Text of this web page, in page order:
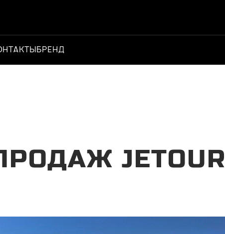
БРЕНД
JETOUR